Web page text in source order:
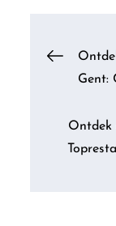
Gent:
Ontdek